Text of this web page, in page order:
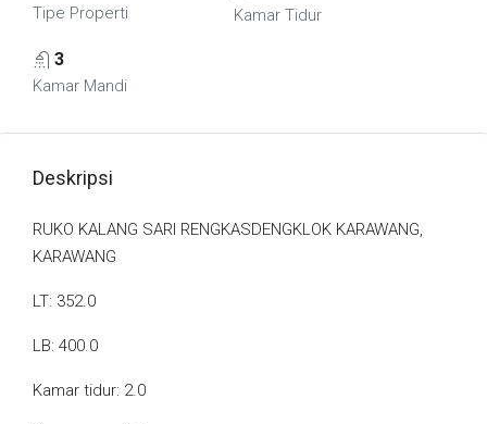
Tipe Properti Kamar Tidur
3
Kamar Mandi
Deskripsi
RUKO KALANG SARI RENGKASDENGKLOK KARAWANG,
KARAWANG
LT: 352.0
LB: 400.0
Kamar tidur: 2.0